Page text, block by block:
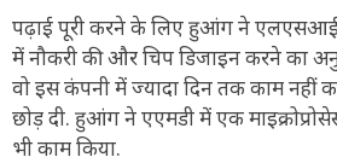
पढ़ाई पूरी करने के लिए हुआंग ने
में नौकरी की और चिप डिजाइन करने का
वो इस कंपनी में ज्यादा दिन तक काम नहीं
छोड़ दी. हुआंग ने एएमडी में एक
भी काम किया.